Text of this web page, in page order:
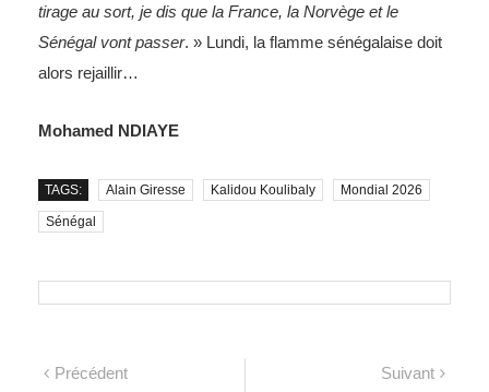
tirage au sort, je dis que la France, la Norvège et le
Sénégal vont passer. » Lundi, la flamme sénégalaise doit
alors rejaillir…
Mohamed NDIAYE
TAGS: Alain Giresse Kalidou Koulibaly Mondial 2026
Sénégal
Précédent
Suivant